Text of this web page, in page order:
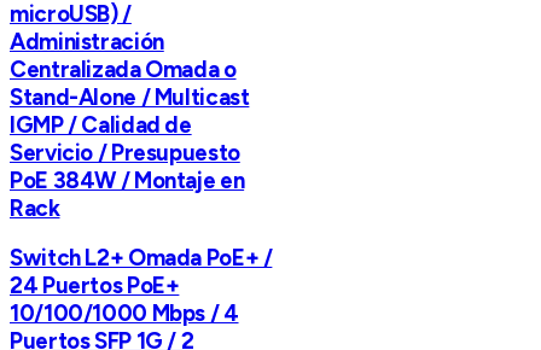
microUSB) /
Administración
Centralizada Omada o
Stand-Alone / Multicast
IGMP / Calidad de
Servicio / Presupuesto
PoE 384W / Montaje en
Rack
Switch L2+ Omada PoE+ /
24 Puertos PoE+
10/100/1000 Mbps / 4
Puertos SFP 1G / 2